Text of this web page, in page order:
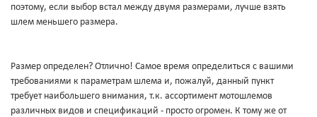
поэтому, если выбор встал между двумя размерами, лучше взять
шлем меньшего размера.
Размер определен? Отлично! Самое время определиться с вашими
требованиями к параметрам шлема и, пожалуй, данный пункт
требует наибольшего внимания, т.к. ассортимент мотошлемов
различных видов и спецификаций - просто огромен. К тому же от